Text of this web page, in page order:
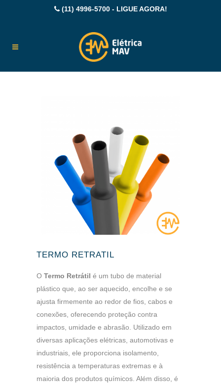
(11) 4996-5700 - LIGUE AGORA!
TERMO RETRATIL
O Termo Retrátil é um tubo de material
plástico que, ao ser aquecido, encolhe e se
ajusta firmemente ao redor de fios, cabos e
conexões, oferecendo proteção contra
impactos, umidade e abrasão. Utilizado em
diversas aplicações elétricas, automotivas e
industriais, ele proporciona isolamento,
resistência a temperaturas extremas e à
maioria dos produtos químicos. Além disso, é